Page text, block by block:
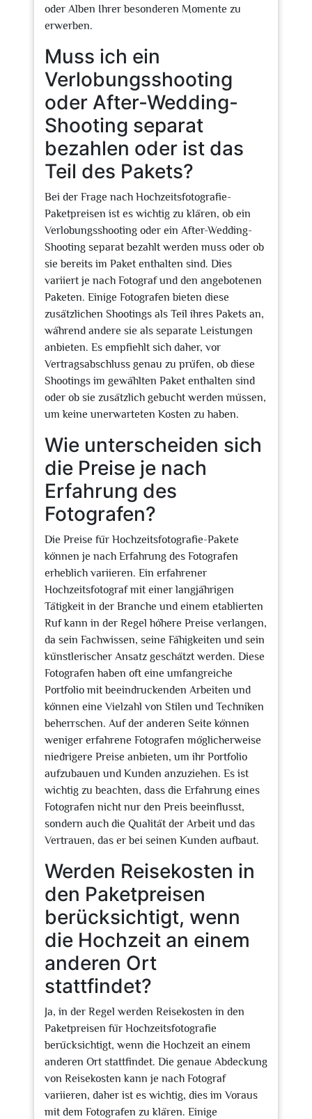
oder Alben Ihrer besonderen Momente zu
erwerben.
Muss ich ein
Verlobungsshooting
oder After-Wedding-
Shooting separat
bezahlen oder ist das
Teil des Pakets?
Bei der Frage nach Hochzeitsfotografie-
Paketpreisen ist es wichtig zu klären, ob ein
Verlobungsshooting oder ein After-Wedding-
Shooting separat bezahlt werden muss oder ob
sie bereits im Paket enthalten sind. Dies
variiert je nach Fotograf und den angebotenen
Paketen. Einige Fotografen bieten diese
zusätzlichen Shootings als Teil ihres Pakets an,
während andere sie als separate Leistungen
anbieten. Es empfiehlt sich daher, vor
Vertragsabschluss genau zu prüfen, ob diese
Shootings im gewählten Paket enthalten sind
oder ob sie zusätzlich gebucht werden müssen,
um keine unerwarteten Kosten zu haben.
Wie unterscheiden sich
die Preise je nach
Erfahrung des
Fotografen?
Die Preise für Hochzeitsfotografie-Pakete
können je nach Erfahrung des Fotografen
erheblich variieren. Ein erfahrener
Hochzeitsfotograf mit einer langjährigen
Tätigkeit in der Branche und einem etablierten
Ruf kann in der Regel höhere Preise verlangen,
da sein Fachwissen, seine Fähigkeiten und sein
künstlerischer Ansatz geschätzt werden. Diese
Fotografen haben oft eine umfangreiche
Portfolio mit beeindruckenden Arbeiten und
können eine Vielzahl von Stilen und Techniken
beherrschen. Auf der anderen Seite können
weniger erfahrene Fotografen möglicherweise
niedrigere Preise anbieten, um ihr Portfolio
aufzubauen und Kunden anzuziehen. Es ist
wichtig zu beachten, dass die Erfahrung eines
Fotografen nicht nur den Preis beeinflusst,
sondern auch die Qualität der Arbeit und das
Vertrauen, das er bei seinen Kunden aufbaut.
Werden Reisekosten in
den Paketpreisen
berücksichtigt, wenn
die Hochzeit an einem
anderen Ort
stattfindet?
Ja, in der Regel werden Reisekosten in den
Paketpreisen für Hochzeitsfotografie
berücksichtigt, wenn die Hochzeit an einem
anderen Ort stattfindet. Die genaue Abdeckung
von Reisekosten kann je nach Fotograf
variieren, daher ist es wichtig, dies im Voraus
mit dem Fotografen zu klären. Einige